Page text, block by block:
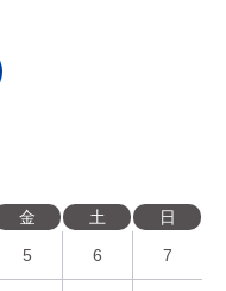
金 土
日
5 6 7